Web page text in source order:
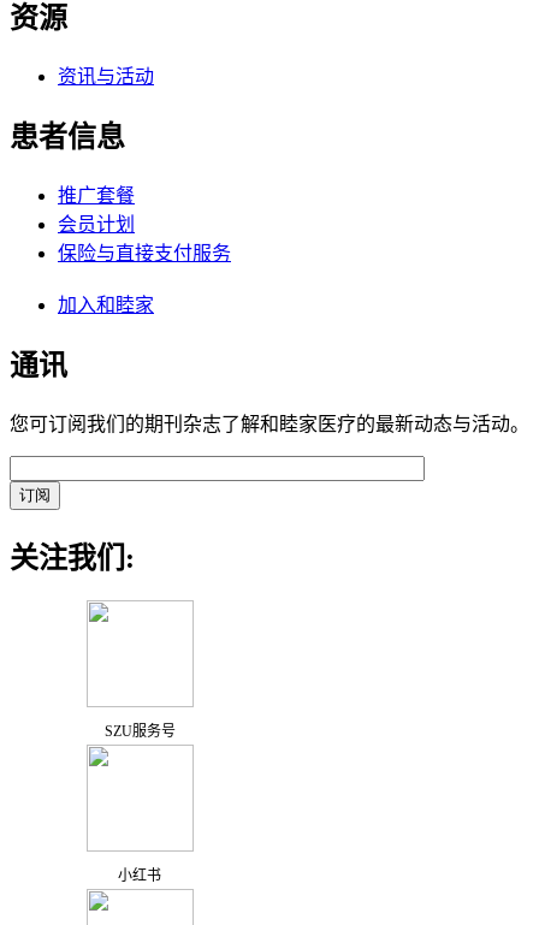
资源
资讯与活动
患者信息
推广套餐
会员计划
保险与直接支付服务
加入和睦家
通讯
您可订阅我们的期刊杂志了解和睦家医疗的最新动态与活动。
关注我们:
SZU服务号
小红书